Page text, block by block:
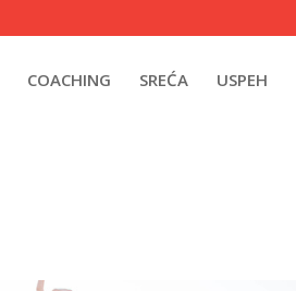
COACHING SREĆA USPEH